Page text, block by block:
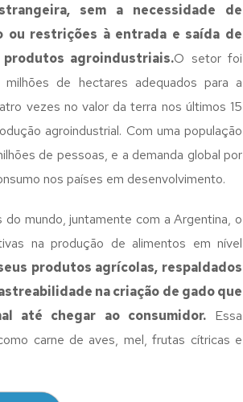
sem a necessidade de
ou restrições à entrada e saída de
agroindustriais.O setor foi
de hectares adequados para a
vezes no valor da terra nos últimos 15
agroindustrial. Com uma população
de pessoas, e a demanda global por
nos países em desenvolvimento.
mundo, juntamente com a Argentina, o
na produção de alimentos em nível
produtos agrícolas, respaldados
na criação de gado que
até chegar ao consumidor.Essa
carne de aves, mel, frutas cítricas e